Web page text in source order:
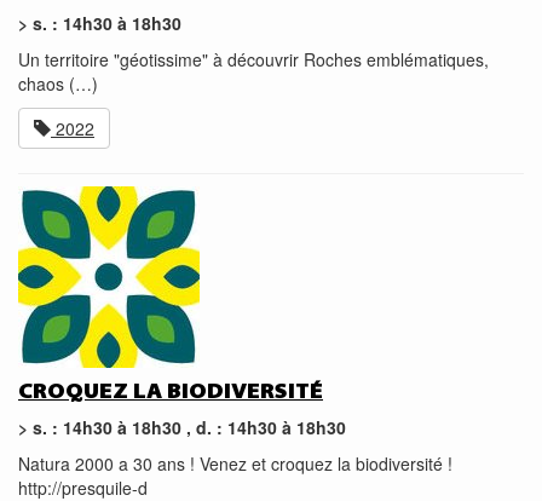
> s. : 14h30 à 18h30
Un territoire "géotissime" à découvrir Roches emblématiques,
chaos (…)
2022
CROQUEZ LA BIODIVERSITÉ
> s. : 14h30 à 18h30 , d. : 14h30 à 18h30
Natura 2000 a 30 ans ! Venez et croquez la biodiversité !
http://presquile-d